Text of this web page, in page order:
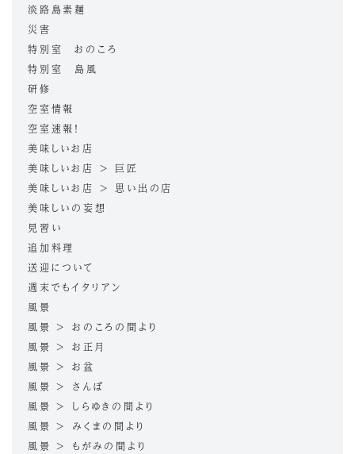
淡路島素麺
災害
特別室 おのころ
特別室 島風
研修
空室情報
空室速報！
美味しいお店
美味しいお店 > 巨匠
美味しいお店 > 思い出の店
美味しいの妄想
見習い
追加料理
送迎について
週末でもイタリアン
風景
風景 > おのころの間より
風景 > お正月
風景 > お盆
風景 > さんぽ
風景 > しらゆきの間より
風景 > みくまの間より
風景 > もがみの間より